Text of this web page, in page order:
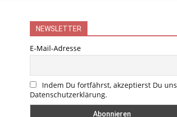
NEWSLETTER
E-Mail-Adresse
Indem Du fortfährst, akzeptierst Du
Datenschutzerklärung.